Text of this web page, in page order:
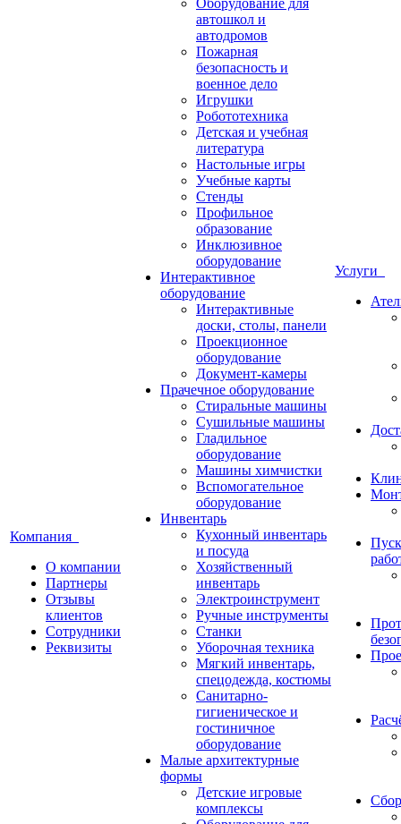
Компания
О компании
Партнеры
Отзывы
клиентов
Сотрудники
Реквизиты
Оборудование для
автошкол и
автодромов
Пожарная
безопасность и
военное дело
Игрушки
Робототехника
Детская и учебная
литература
Настольные игры
Учебные карты
Стенды
Профильное
образование
Инклюзивное
оборудование
Интерактивное
оборудование
Интерактивные
доски, столы, панели
Проекционное
оборудование
Документ-камеры
Прачечное оборудование
Стиральные машины
Сушильные машины
Гладильное
оборудование
Машины химчистки
Вспомогательное
оборудование
Инвентарь
Кухонный инвентарь
и посуда
Хозяйственный
инвентарь
Электроинструмент
Ручные инструменты
Станки
Уборочная техника
Мягкий инвентарь,
спецодежда, костюмы
Санитарно-
гигиеническое и
гостиничное
оборудование
Малые архитектурные
формы
Детские игровые
комплексы
Услуги